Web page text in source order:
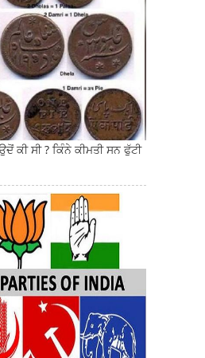
ਕੀ ਸੀ ? ਕਿੰਨੇ ਕੀਮਤੀ ਸਨ ਫੁੱਟੀ